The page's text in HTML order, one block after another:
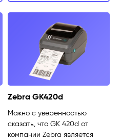
Zebra GK420d
Можно с уверенностью
сказать, что GK 420d от
компании Zebra является